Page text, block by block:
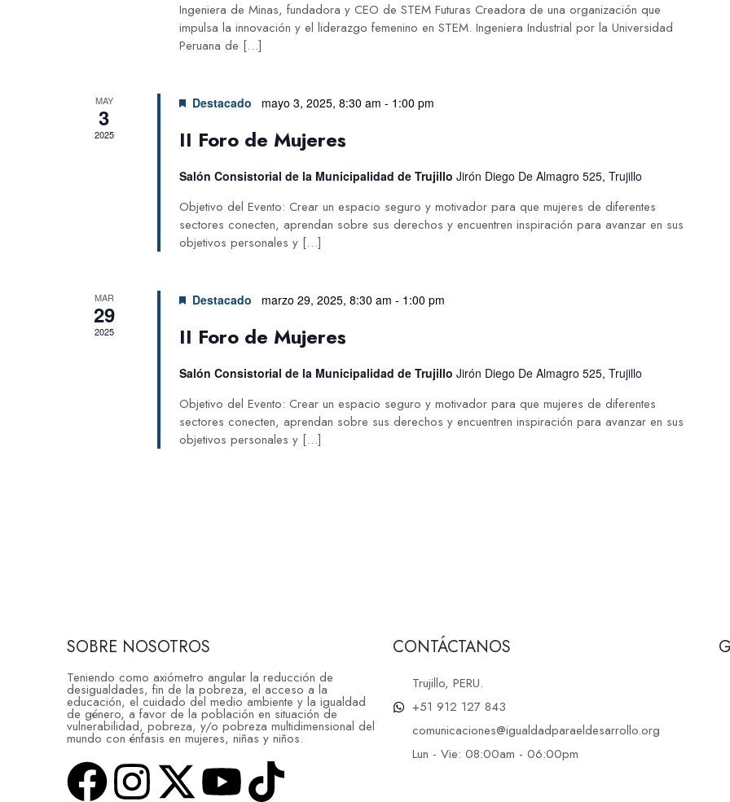
Ingeniera de Minas, fundadora y CEO de STEM Futuras Creadora de una organización que
impulsa la innovación y el liderazgo femenino en STEM. Ingeniera Industrial por la Universidad
Peruana de […]
MAY
3
2025
Destacado mayo 3, 2025, 8:30 am - 1:00 pm
II Foro de Mujeres
Salón Consistorial de la Municipalidad de Trujillo Jirón Diego De Almagro 525, Trujillo
Objetivo del Evento: Crear un espacio seguro y motivador para que mujeres de diferentes
sectores conecten, aprendan sobre sus derechos y encuentren inspiración para avanzar en sus
objetivos personales y […]
MAR
29
2025
Destacado marzo 29, 2025, 8:30 am - 1:00 pm
II Foro de Mujeres
Salón Consistorial de la Municipalidad de Trujillo Jirón Diego De Almagro 525, Trujillo
Objetivo del Evento: Crear un espacio seguro y motivador para que mujeres de diferentes
sectores conecten, aprendan sobre sus derechos y encuentren inspiración para avanzar en sus
objetivos personales y […]
SOBRE NOSOTROS
Teniendo como axiómetro angular la reducción de
desigualdades, fin de la pobreza, el acceso a la
educación, el cuidado del medio ambiente y la igualdad
de género, a favor de la población en situación de
vulnerabilidad, pobreza, y/o pobreza multidimensional del
mundo con énfasis en mujeres, niñas y niños.
CONTÁCTANOS
Trujillo, PERU.
+51 912 127 843
comunicaciones@igualdadparaeldesarrollo.org
Lun - Vie: 08:00am - 06:00pm